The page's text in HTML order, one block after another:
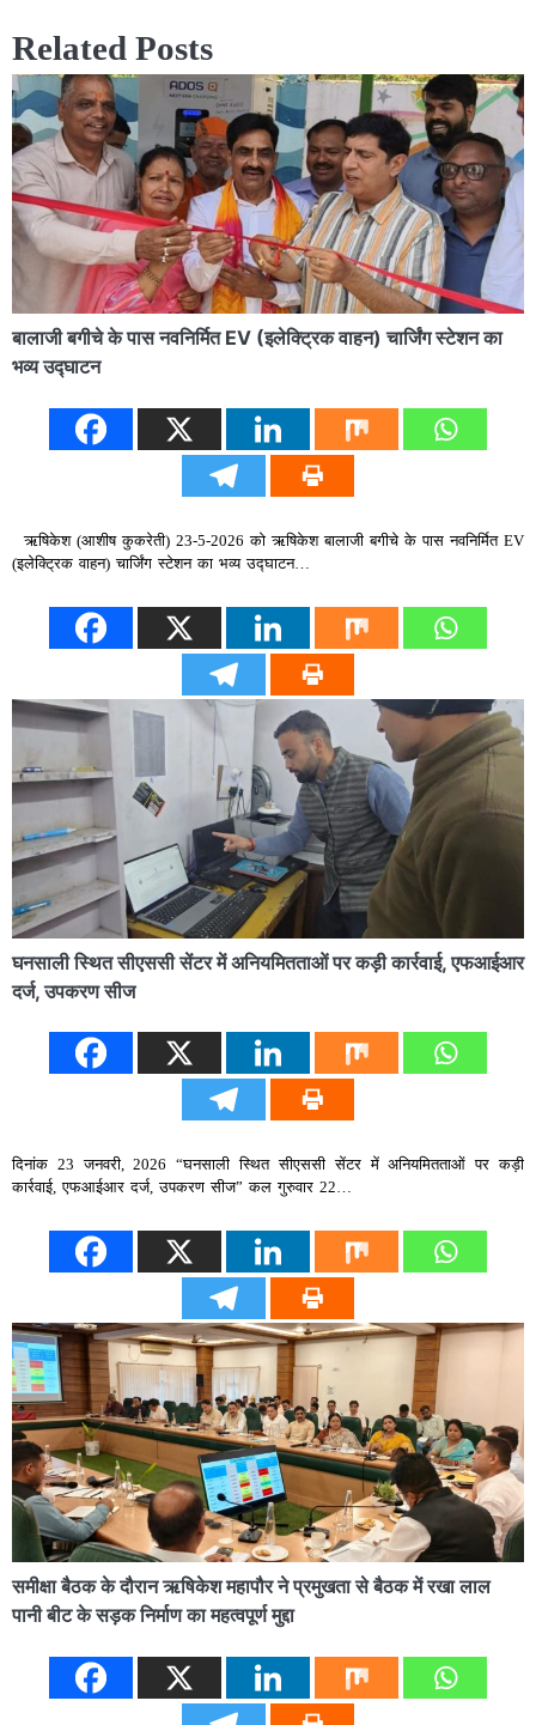
Related Posts
बालाजी बगीचे के पास नवनिर्मित EV (इलेक्ट्रिक वाहन) चार्जिंग स्टेशन का
भव्य उद्घाटन
ऋषिकेश (आशीष कुकरेती) 23-5-2026 को ऋषिकेश बालाजी बगीचे के पास नवनिर्मित EV
(इलेक्ट्रिक वाहन) चार्जिंग स्टेशन का भव्य उद्घाटन…
घनसाली स्थित सीएससी सेंटर में अनियमितताओं पर कड़ी कार्रवाई, एफआईआर
दर्ज, उपकरण सीज
दिनांक 23 जनवरी, 2026 “घनसाली स्थित सीएससी सेंटर में अनियमितताओं पर कड़ी
कार्रवाई, एफआईआर दर्ज, उपकरण सीज” कल गुरुवार 22…
समीक्षा बैठक के दौरान ऋषिकेश महापौर ने प्रमुखता से बैठक में रखा लाल
पानी बीट के सड़क निर्माण का महत्वपूर्ण मुद्दा